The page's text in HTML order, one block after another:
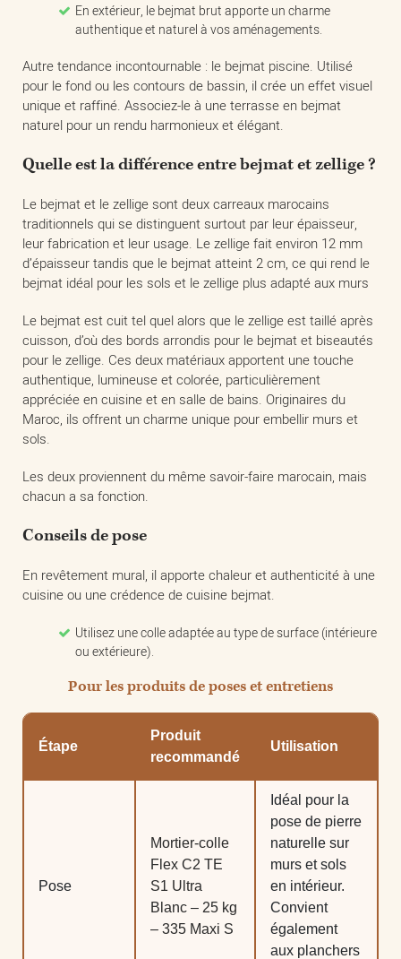
En extérieur, le bejmat brut apporte un charme
authentique et naturel à vos aménagements.
Autre tendance incontournable : le bejmat piscine. Utilisé
pour le fond ou les contours de bassin, il crée un effet visuel
unique et raffiné. Associez-le à une terrasse en bejmat
naturel pour un rendu harmonieux et élégant.
Quelle est la différence entre bejmat et zellige ?
Le bejmat et le zellige sont deux carreaux marocains
traditionnels qui se distinguent surtout par leur épaisseur,
leur fabrication et leur usage. Le zellige fait environ 12 mm
d’épaisseur tandis que le bejmat atteint 2 cm, ce qui rend le
bejmat idéal pour les sols et le zellige plus adapté aux murs
Le bejmat est cuit tel quel alors que le zellige est taillé après
cuisson, d’où des bords arrondis pour le bejmat et biseautés
pour le zellige. Ces deux matériaux apportent une touche
authentique, lumineuse et colorée, particulièrement
appréciée en cuisine et en salle de bains. Originaires du
Maroc, ils offrent un charme unique pour embellir murs et
sols.
Les deux proviennent du même savoir-faire marocain, mais
chacun a sa fonction.
Conseils de pose
En revêtement mural, il apporte chaleur et authenticité à une
cuisine ou une crédence de cuisine bejmat.
Utilisez une colle adaptée au type de surface (intérieure
ou extérieure).
Pour les produits de poses et entretiens
Étape
Produit
recommandé
Utilisation
Pose
Mortier-colle
Flex C2 TE
S1 Ultra
Blanc – 25 kg
– 335 Maxi S
Idéal pour la
pose de pierre
naturelle sur
murs et sols
en intérieur.
Convient
également
aux planchers